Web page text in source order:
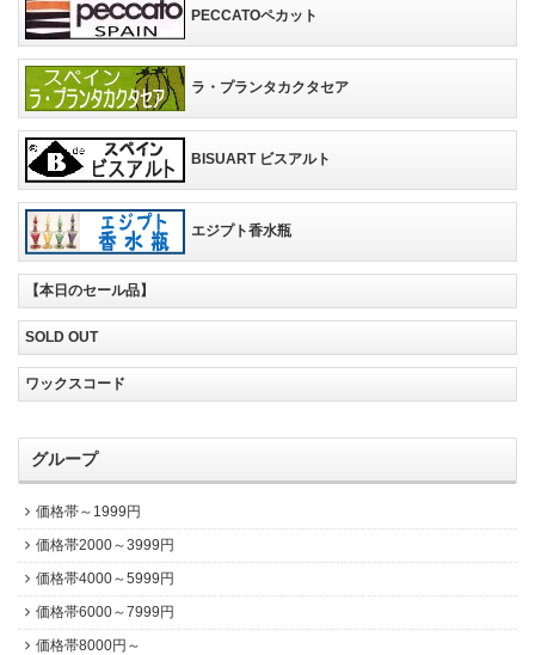
PECCATOペカット
ラ・プランタカクタセア
BISUART ビスアルト
エジプト香水瓶
【本日のセール品】
SOLD OUT
ワックスコード
グループ
価格帯～1999円
価格帯2000～3999円
価格帯4000～5999円
価格帯6000～7999円
価格帯8000円～